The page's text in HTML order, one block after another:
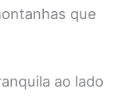
que
ao lado